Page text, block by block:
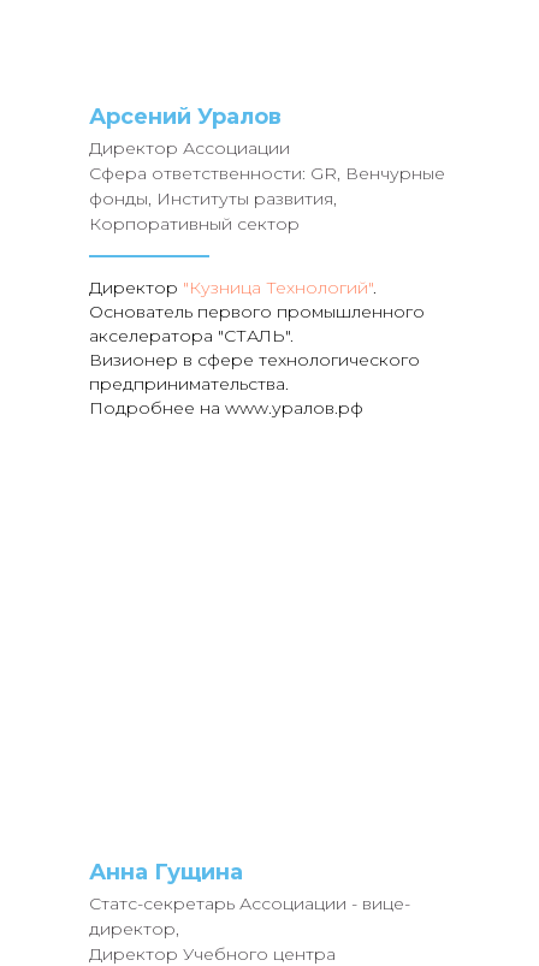
Арсений Уралов
Директор Ассоциации
Сфера ответственности: GR, Венчурные
фонды, Институты развития,
Корпоративный сектор
Директор "Кузница Технологий".
Основатель первого промышленного
акселератора "СТАЛЬ".
Визионер в сфере технологического
предпринимательства.
Подробнее на www.уралов.рф
Анна Гущина
Статс-секретарь Ассоциации - вице-
директор,
Директор Учебного центра